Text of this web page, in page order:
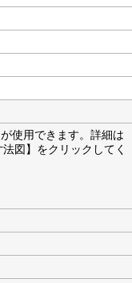
使用できます。詳細は
図】をクリックしてく